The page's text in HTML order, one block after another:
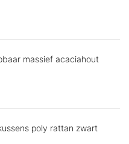
massief acaciahout
poly rattan zwart